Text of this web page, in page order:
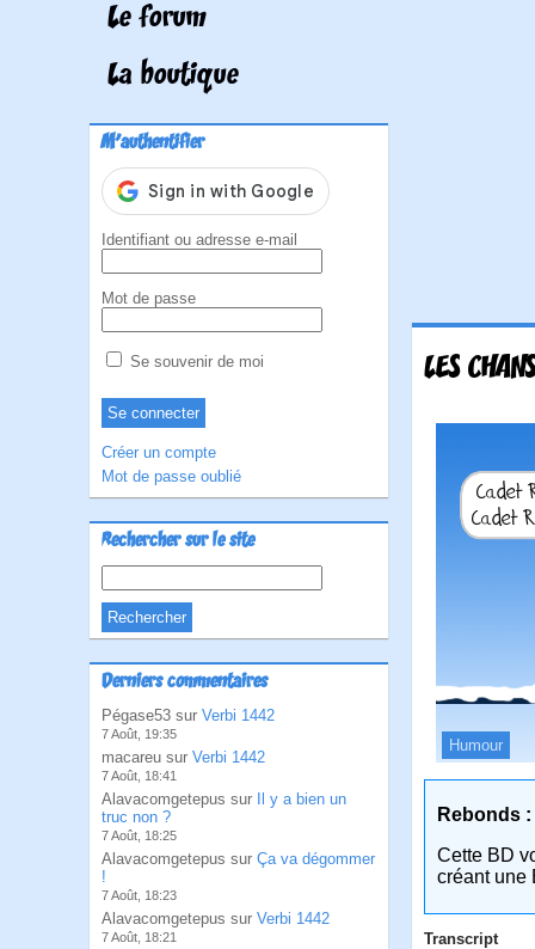
Le forum
La boutique
M'authentifier
Identifiant ou adresse e-mail
Mot de passe
Se souvenir de moi
Créer un compte
Mot de passe oublié
Rechercher sur le site
Derniers commentaires
Pégase53 sur Verbi 1442
7 Août, 19:35
macareu sur Verbi 1442
7 Août, 18:41
Alavacomgetepus sur
Il y a bien un
truc non ?
7 Août, 18:25
Alavacomgetepus sur Ça va dégommer
!
7 Août, 18:23
Alavacomgetepus sur Verbi 1442
7 Août, 18:21
LES
Humour
Rebonds :
Cette BD
créant une
Transcript